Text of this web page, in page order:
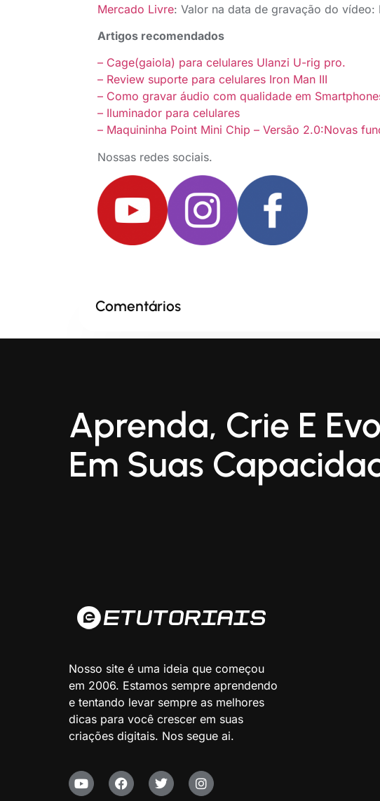
Mercado Livre: Valor na data de gravação do vídeo:
Artigos recomendados
– Cage(gaiola) para celulares Ulanzi U-rig pro.
– Review suporte para celulares Iron Man III
– Como gravar áudio com qualidade em
– Iluminador para celulares
– Maquininha Point Mini Chip – Versão 2.0:Novas
Nossas redes sociais.
Comentários
Aprenda, Crie E
Em Suas
Nosso site é uma ideia que começou
em 2006. Estamos sempre aprendendo
e tentando levar sempre as melhores
dicas para você crescer em suas
criações digitais. Nos segue ai.